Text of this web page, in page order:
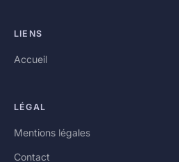
LIENS
Accueil
LÉGAL
Mentions légales
Contact